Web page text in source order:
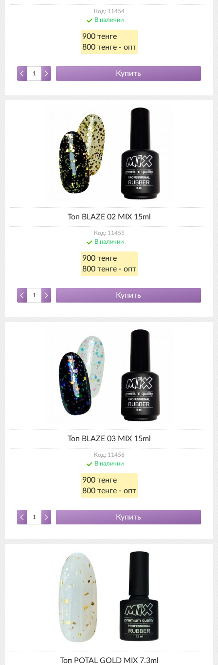
Код: 11454
В наличии
900 тенге
800 тенге - опт
Купить
Топ BLAZE 02 MIX 15ml
Код: 11455
В наличии
900 тенге
800 тенге - опт
Купить
Топ BLAZE 03 MIX 15ml
Код: 11456
В наличии
900 тенге
800 тенге - опт
Купить
Топ POTAL GOLD MIX 7.3ml